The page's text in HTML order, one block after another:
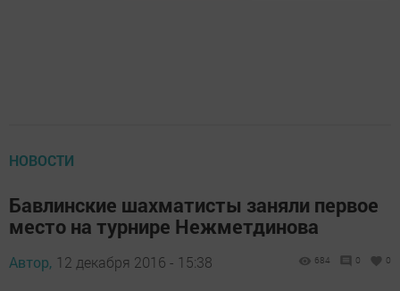
НОВОСТИ
Бавлинские шахматисты заняли первое
место на турнире Нежметдинова
Автор, 12 декабря 2016 - 15:38 684 0 0